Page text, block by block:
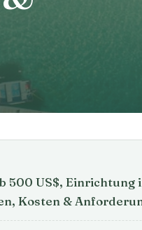
500 US$, Einrichtung
Kosten &